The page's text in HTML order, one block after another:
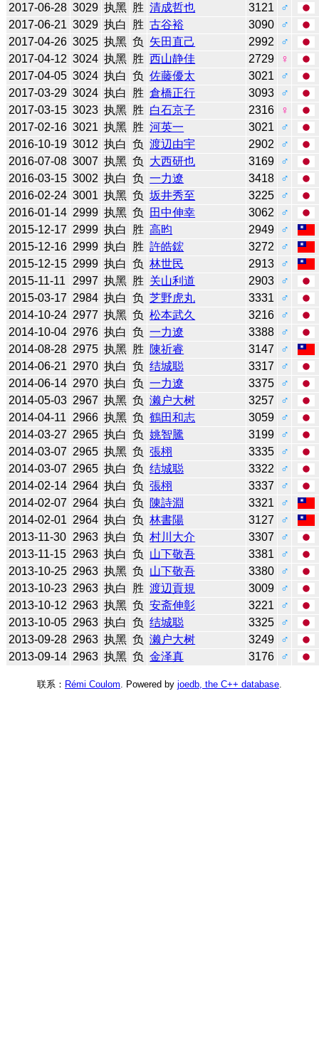
2017-06-28 3029 执黑 胜 清成哲也 3121
♂
2017-06-21 3029 执白 胜 古谷裕 3090
♂
2017-04-26 3025 执黑 负 矢田直己 2992
♂
2017-04-12 3024 执黑 胜 西山静佳 2729
♀
2017-04-05 3024 执白 负 佐藤優太 3021
♂
2017-03-29 3024 执白 胜 倉橋正行 3093
♂
2017-03-15 3023 执黑 胜 白石京子 2316
♀
2017-02-16 3021 执黑 胜 河英一 3021
♂
2016-10-19 3012 执白 负 渡辺由宇 2902
♂
2016-07-08 3007 执黑 负 大西研也 3169
♂
2016-03-15 3002 执白 负 一力遼 3418
♂
2016-02-24 3001 执黑 负 坂井秀至 3225
♂
2016-01-14 2999 执黑 负 田中伸幸 3062
♂
2015-12-17 2999 执白 胜 高昀 2949
♂
2015-12-16 2999 执白 胜 許皓鋐 3272
♂
2015-12-15 2999 执白 负 林世民 2913
♂
2015-11-11
2997 执黑 胜 关山利道 2903
♂
2015-03-17 2984 执白 负 芝野虎丸 3331
♂
2014-10-24 2977 执黑 负 松本武久 3216
♂
2014-10-04 2976 执白 负 一力遼 3388
♂
2014-08-28 2975 执黑 胜 陳祈睿 3147
♂
2014-06-21 2970 执白 负 结城聪 3317
♂
2014-06-14 2970 执白 负 一力遼 3375
♂
2014-05-03 2967 执黑 负 濑户大树 3257
♂
2014-04-11
2966 执黑 负 鶴田和志 3059
♂
2014-03-27 2965 执白 负 姚智騰 3199
♂
2014-03-07 2965 执黑 负 張栩 3335
♂
2014-03-07 2965 执白 负 结城聪 3322
♂
2014-02-14 2964 执白 负 張栩 3337
♂
2014-02-07 2964 执白 负 陳詩淵 3321
♂
2014-02-01 2964 执白 负 林書陽 3127
♂
2013-11-30 2963 执白 负 村川大介 3307
♂
2013-11-15 2963 执白 负 山下敬吾 3381
♂
2013-10-25 2963 执黑 负 山下敬吾 3380
♂
2013-10-23 2963 执白 胜 渡辺貢規 3009
♂
2013-10-12 2963 执黑 负 安斋伸彰 3221
♂
2013-10-05 2963 执白 负 结城聪 3325
♂
2013-09-28 2963 执黑 负 濑户大树 3249
♂
2013-09-14 2963 执黑 负 金泽真 3176 ♂
联系： Rémi Coulom . Powered by joedb, the C++ database